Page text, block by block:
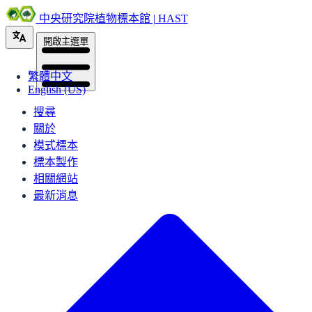
中央研究院植物標本館 | HAST
繁體中文
English (US)
開啟主選單
搜尋
關於
模式標本
標本製作
相關網站
最新消息